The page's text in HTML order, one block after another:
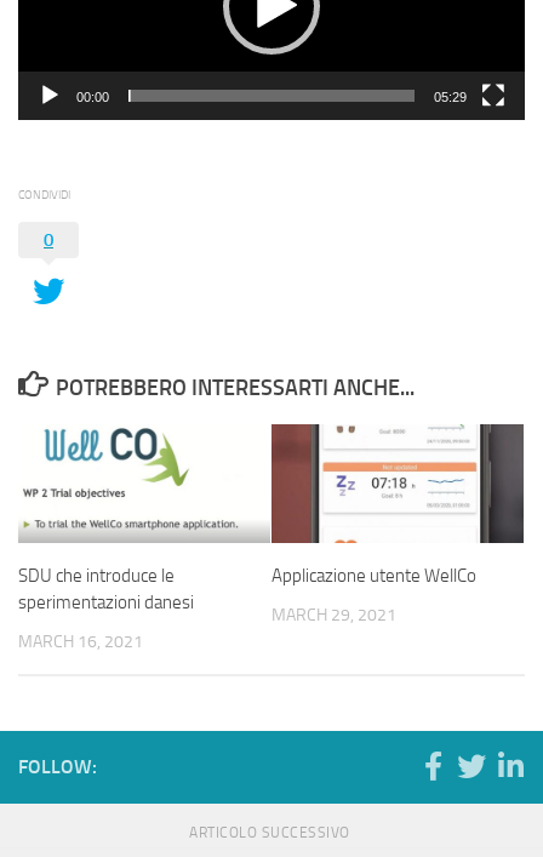
00:00 05:29
CONDIVIDI
0
POTREBBERO INTERESSARTI ANCHE...
SDU che introduce le
sperimentazioni danesi
MARCH 16, 2021
Applicazione utente WellCo
MARCH 29, 2021
FOLLOW:
ARTICOLO SUCCESSIVO